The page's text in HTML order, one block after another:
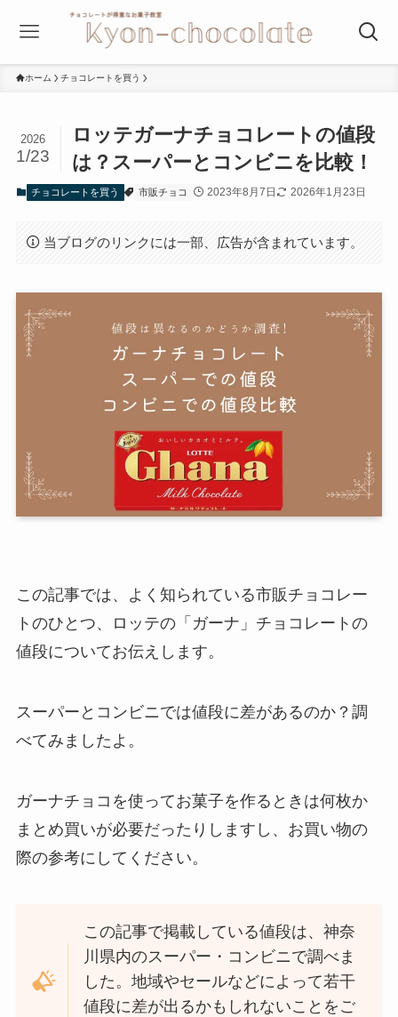
ホーム チョコレートを買う
ロッテガーナチョコレートの値段
は？スーパーとコンビニを比較！
2026
1/23
チョコレートを買う 市販チョコ 2023年8月7日 2026年1月23日
当ブログのリンクには一部、広告が含まれています。
この記事では、よく知られている市販チョコレー
トのひとつ、ロッテの「ガーナ」チョコレートの
値段についてお伝えします。
スーパーとコンビニでは値段に差があるのか？調
べてみましたよ。
ガーナチョコを使ってお菓子を作るときは何枚か
まとめ買いが必要だったりしますし、お買い物の
際の参考にしてください。
この記事で掲載している値段は、神奈
川県内のスーパー・コンビニで調べま
した。地域やセールなどによって若干
値段に差が出るかもしれないことをご